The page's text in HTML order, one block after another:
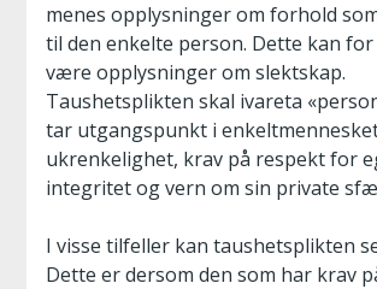
menes opplysninger om forhold
til den enkelte person. Dette kan for
være opplysninger om slektskap.
Taushetsplikten skal ivareta
tar utgangspunkt i
ukrenkelighet, krav på respekt for
integritet og vern om sin private
I visse tilfeller kan taushetsplikten
Dette er dersom den som har krav